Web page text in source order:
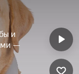
и
—